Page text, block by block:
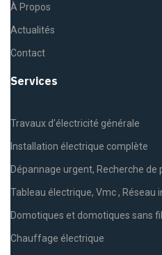
À Propos
Actualités
Contact
Services
Travaux d’électricité générale
Installation électrique complète
Dépannage urgent, Recherche de
Tableau électrique, Vmc , Réseau
Domotiques et domotiques sans fil
Chauffage électrique